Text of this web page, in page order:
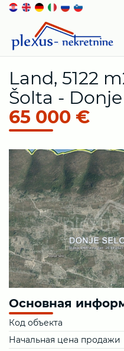
Land, 5122
Šolta - Donje
65 000 €
Основная
Код объекта
Начальная цена продажи